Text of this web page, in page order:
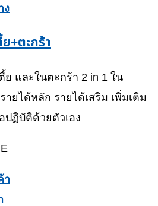
+ตะกร้า
ย และในตะกร้า 2 in 1 ใน
ายได้หลัก รายได้เสริม เพิ่มเติม
ปฏิบัติด้วยตัวเอง
า